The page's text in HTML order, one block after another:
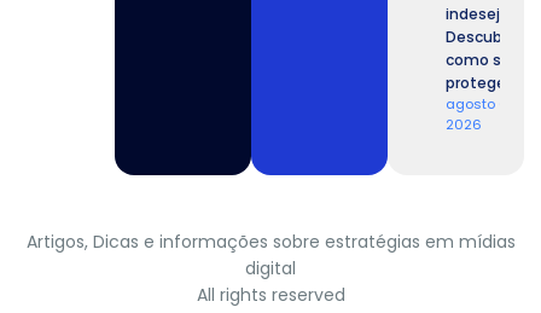
Descubra
como se
proteger.
agosto 6,
2026
Artigos, Dicas e informações sobre estratégias em mídias
digital
All rights reserved